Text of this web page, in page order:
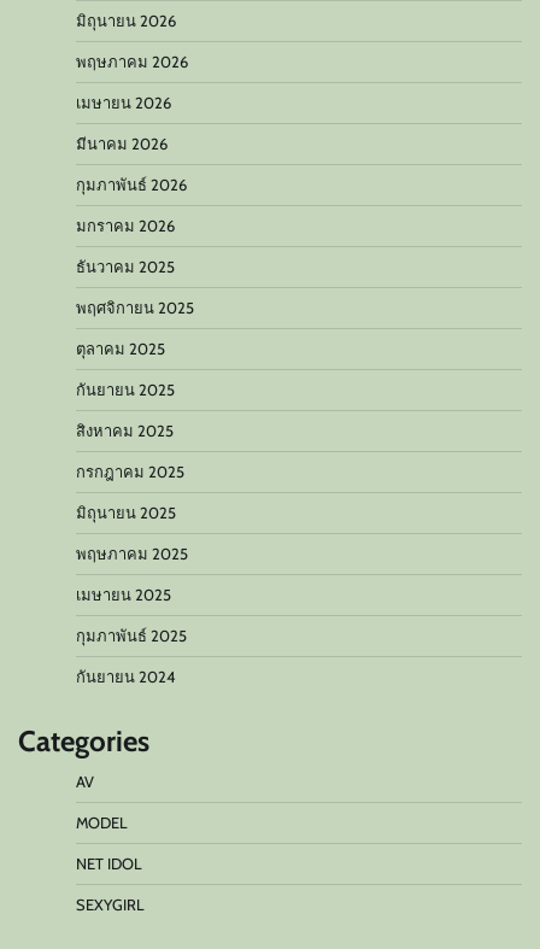
มิถุนายน 2026
พฤษภาคม 2026
เมษายน 2026
มีนาคม 2026
กุมภาพันธ์ 2026
มกราคม 2026
ธันวาคม 2025
พฤศจิกายน 2025
ตุลาคม 2025
กันยายน 2025
สิงหาคม 2025
กรกฎาคม 2025
มิถุนายน 2025
พฤษภาคม 2025
เมษายน 2025
กุมภาพันธ์ 2025
กันยายน 2024
Categories
AV
MODEL
NET IDOL
SEXYGIRL